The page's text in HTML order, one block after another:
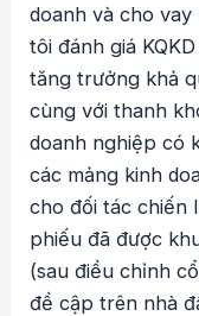
doanh và cho
tôi đánh giá
tăng trưởng khả
cùng với thanh
doanh nghiệp có
các mảng kinh
cho đối tác chiến
phiếu đã được
(sau điều chỉnh
đề cập trên nhà